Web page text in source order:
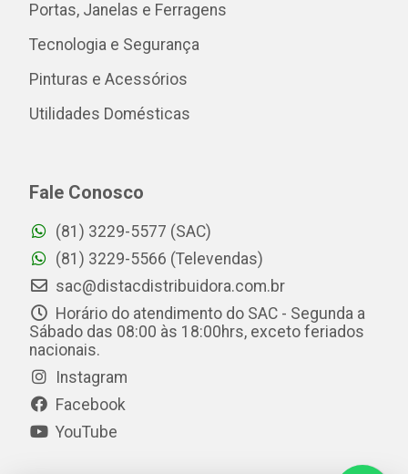
Portas, Janelas e Ferragens
Tecnologia e Segurança
Pinturas e Acessórios
Utilidades Domésticas
Fale Conosco
(81) 3229-5577 (SAC)
(81) 3229-5566 (Televendas)
sac@distacdistribuidora.com.br
Horário do atendimento do SAC - Segunda a
Sábado das 08:00 às 18:00hrs, exceto feriados
nacionais.
Instagram
Facebook
YouTube